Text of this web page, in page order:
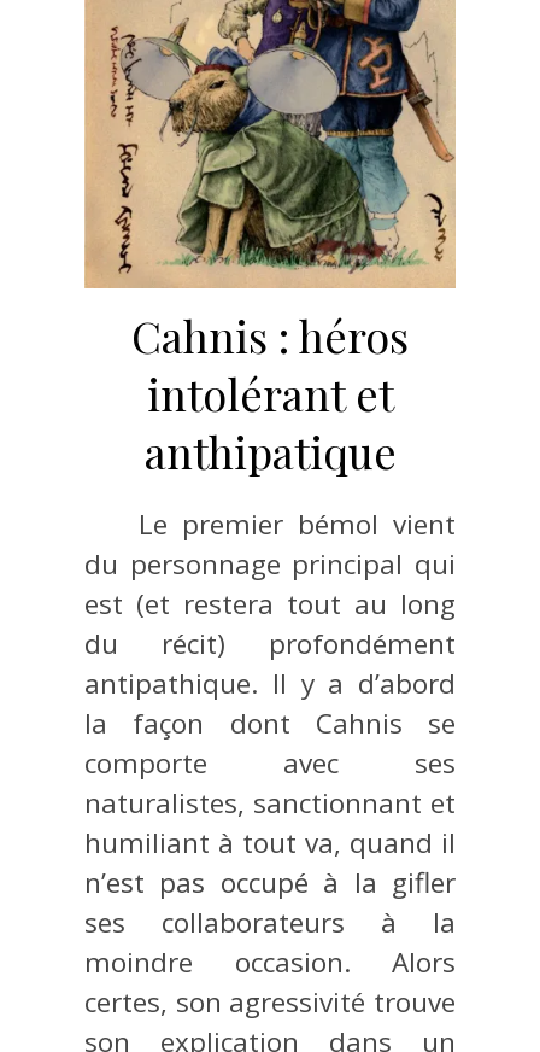
Cahnis : héros
intolérant et
anthipatique
Le premier bémol vient
du personnage principal qui
est (et restera tout au long
du récit) profondément
antipathique. Il y a d’abord
la façon dont Cahnis se
comporte avec ses
naturalistes, sanctionnant et
humiliant à tout va, quand il
n’est pas occupé à la gifler
ses collaborateurs à la
moindre occasion. Alors
certes, son agressivité trouve
son explication dans un